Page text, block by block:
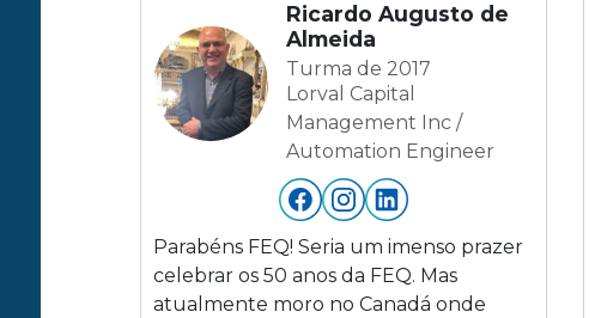
Ricardo Augusto de
Almeida
Turma de 2017
Lorval Capital
Management Inc /
Automation Engineer
Parabéns FEQ! Seria um imenso prazer
celebrar os 50 anos da FEQ. Mas
atualmente moro no Canadá onde